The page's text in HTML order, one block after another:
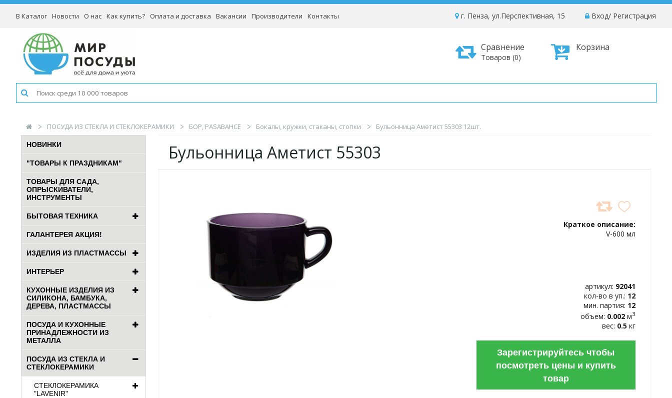
В Каталог Новости О нас Как купить? Оплата и доставка Вакансии Производители Контакты Вход/ Регистрация
г. Пенза, ул.Перспективная, 15
Корзина
Сравнение
Товаров (0)
ПОСУДА ИЗ СТЕКЛА И СТЕКЛОКЕРАМИКИ БОР, PASABAHCE Бокалы, кружки, стаканы, стопки Бульонница Аметист 55303 12шт.
НОВИНКИ
"ТОВАРЫ К ПРАЗДНИКАМ"
ТОВАРЫ ДЛЯ САДА,
ОПРЫСКИВАТЕЛИ,
ИНСТРУМЕНТЫ
БЫТОВАЯ ТЕХНИКА
ГАЛАНТЕРЕЯ АКЦИЯ!
ИЗДЕЛИЯ ИЗ ПЛАСТМАССЫ
ИНТЕРЬЕР
КУХОННЫЕ ИЗДЕЛИЯ ИЗ
СИЛИКОНА, БАМБУКА,
ДЕРЕВА, ПЛАСТМАССЫ
ПОСУДА И КУХОННЫЕ
ПРИНАДЛЕЖНОСТИ ИЗ
МЕТАЛЛА
ПОСУДА ИЗ СТЕКЛА И
СТЕКЛОКЕРАМИКИ
СТЕКЛОКЕРАМИКА
"LAVENIR"
Бульонница Аметист 55303
Краткое описание:
V-600 мл
артикул: 92041
кол-во в уп.: 12
мин. партия: 12
объем: 0.002 м3
вес: 0.5 кг
Зарегистрируйтесь чтобы
посмотреть цены и купить
товар